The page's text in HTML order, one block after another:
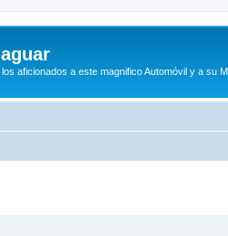
aficionados a este magnifico Automóvil y a su